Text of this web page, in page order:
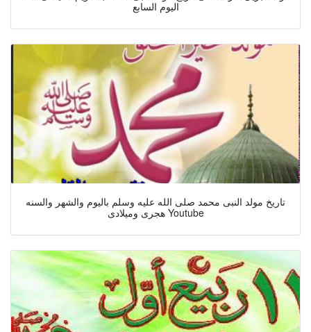
اليوم السابع
تاريخ مولد النبى محمد صلى الله عليه وسلم باليوم والشهر والسنه
هجرى وميلادى Youtube